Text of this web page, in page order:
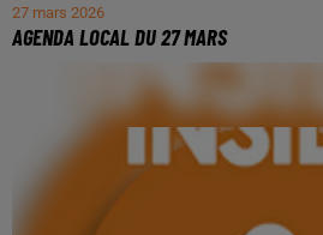
27 mars 2026
AGENDA LOCAL DU 27 MARS